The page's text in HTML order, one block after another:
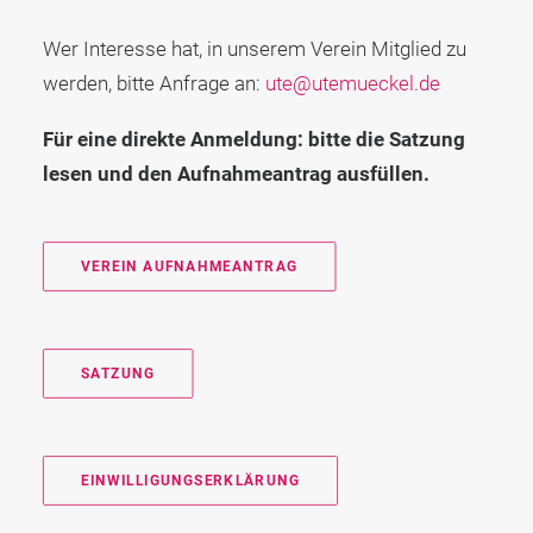
Datenschutz
Impressum
Wer Interesse hat, in unserem Verein Mitglied zu
werden, bitte Anfrage an: ute@utemueckel.de
Für eine direkte Anmeldung: bitte die Satzung
lesen und den Aufnahmeantrag ausfüllen.
VEREIN AUFNAHMEANTRAG
SATZUNG
EINWILLIGUNGSERKLÄRUNG